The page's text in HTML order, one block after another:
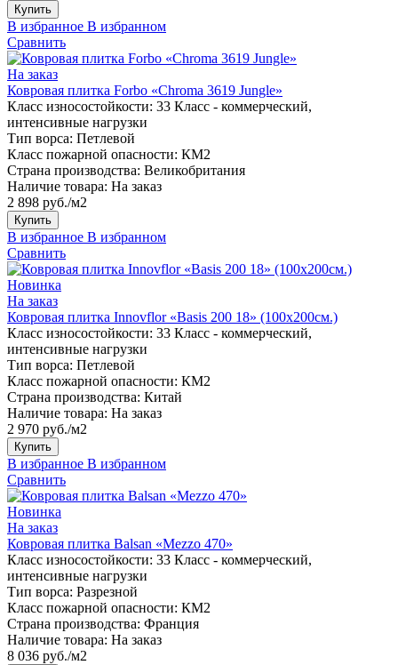
Купить
В избранное В избранном
Сравнить
На заказ
Ковровая плитка Forbo «Chroma 3619 Jungle»
Класс износостойкости: 33 Класс - коммерческий,
интенсивные нагрузки
Тип ворса: Петлевой
Класс пожарной опасности: КМ2
Страна производства: Великобритания
Наличие товара: На заказ
2 898 руб./м2
Купить
В избранное В избранном
Сравнить
Новинка
На заказ
Ковровая плитка Innovflor «Basis 200 18» (100х200см.)
Класс износостойкости: 33 Класс - коммерческий,
интенсивные нагрузки
Тип ворса: Петлевой
Класс пожарной опасности: КМ2
Страна производства: Китай
Наличие товара: На заказ
2 970 руб./м2
Купить
В избранное В избранном
Сравнить
Новинка
На заказ
Ковровая плитка Balsan «Mezzo 470»
Класс износостойкости: 33 Класс - коммерческий,
интенсивные нагрузки
Тип ворса: Разрезной
Класс пожарной опасности: КМ2
Страна производства: Франция
Наличие товара: На заказ
8 036 руб./м2